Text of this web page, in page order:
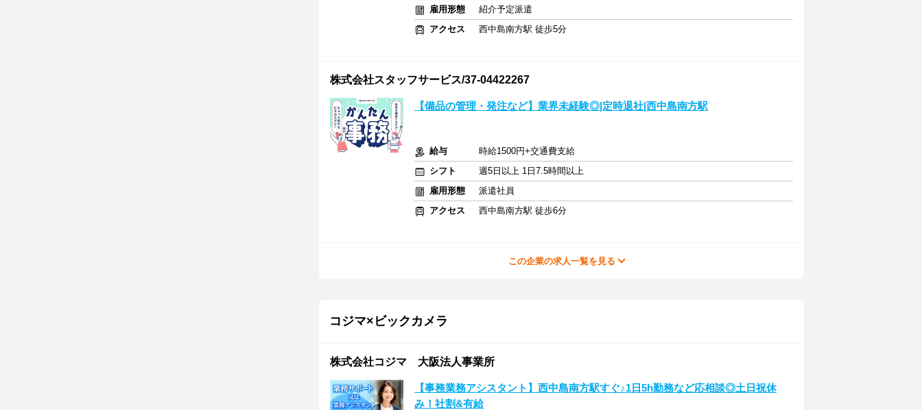
雇用形態
紹介予定派遣
アクセス
西中島南方駅 徒歩5分
株式会社スタッフサービス/37-04422267
【備品の管理・発注など】業界未経験◎|定時退社|西中島南方駅
給与
時給1500円+交通費支給
シフト
週5日以上 1日7.5時間以上
雇用形態
派遣社員
アクセス
西中島南方駅 徒歩6分
この企業の求人一覧を見る
コジマ×ビックカメラ
株式会社コジマ 大阪法人事業所
【事務業務アシスタント】西中島南方駅すぐ♪1日5h勤務など応相談◎土日祝休
み！社割&有給